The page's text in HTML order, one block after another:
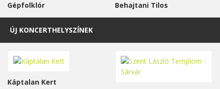
Gépfolklór Behajtani Tilos
ÚJ KONCERTHELYSZÍNEK
Káptalan Kert